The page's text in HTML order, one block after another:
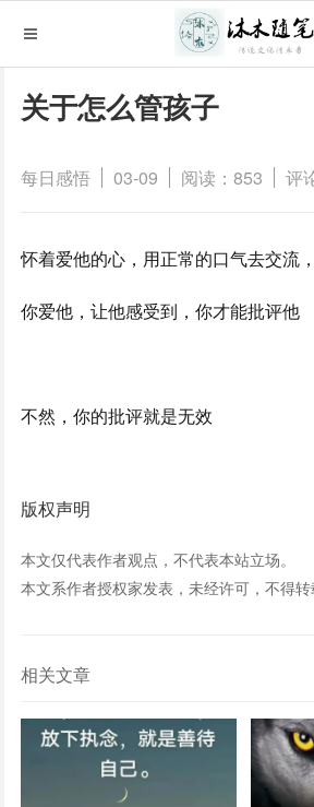
关于怎么管孩子
每日感悟 03-09 阅读：853 评
怀着爱他的心，用正常的口气去交流
你爱他，让他感受到，你才能批评他
不然，你的批评就是无效
版权声明
本文仅代表作者观点，不代表本站立场。
本文系作者授权家发表，未经许可，不得转
相关文章